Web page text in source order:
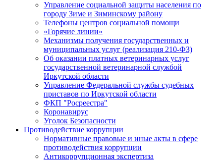
Управление социальной защиты населения по
городу Зиме и Зиминскому району
Телефоны центров социальной помощи
«Горячие линии»
Механизмы получения государственных и
муниципальных услуг (реализация 210-ФЗ)
Об оказании платных ветеринарных услуг
государственной ветеринарной службой
Иркутской области
Управление Федеральной службы судебных
приставов по Иркутской области
ФКП "Росреестра"
Коронавирус
Уголок Безопасности
Противодействие коррупции
Нормативные правовые и иные акты в сфере
противодействия коррупции
Антикоррупционная экспертиза